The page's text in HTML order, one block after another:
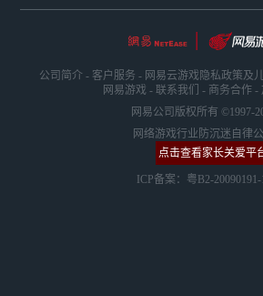
公司简介 - 客户服务 - 网易云游戏隐私政策及
网易游戏 - 联系我们 - 商务合作 -
网易公司版权所有 ©1997-
网络游戏行业防沉迷自律
点击查看家长关爱平
ICP备案：粤B2-20090191-